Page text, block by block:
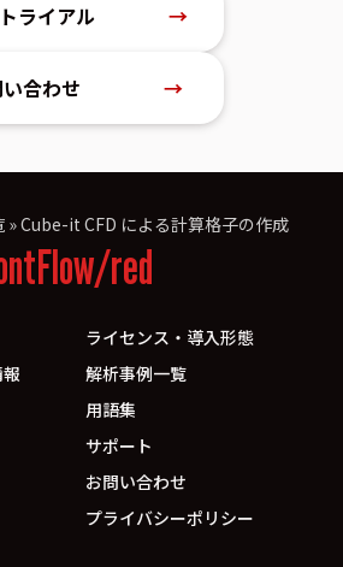
ライアル →
合わせ →
»Cube-it CFD による計算格子の作成
red
ライセンス・導入形態
解析事例一覧
用語集
サポート
お問い合わせ
プライバシーポリシー